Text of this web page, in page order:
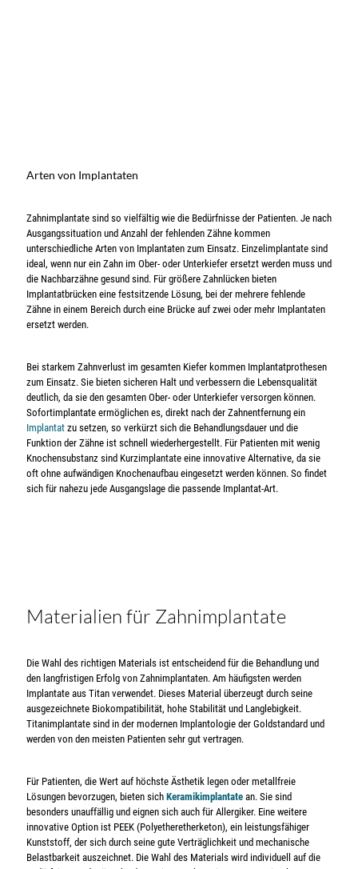
Arten von Implantaten
Zahnimplantate sind so vielfältig wie die Bedürfnisse der Patienten. Je nach
Ausgangssituation und Anzahl der fehlenden Zähne kommen
unterschiedliche Arten von Implantaten zum Einsatz. Einzelimplantate sind
ideal, wenn nur ein Zahn im Ober- oder Unterkiefer ersetzt werden muss und
die Nachbarzähne gesund sind. Für größere Zahnlücken bieten
Implantatbrücken eine festsitzende Lösung, bei der mehrere fehlende
Zähne in einem Bereich durch eine Brücke auf zwei oder mehr Implantaten
ersetzt werden.
Bei starkem Zahnverlust im gesamten Kiefer kommen Implantatprothesen
zum Einsatz. Sie bieten sicheren Halt und verbessern die Lebensqualität
deutlich, da sie den gesamten Ober- oder Unterkiefer versorgen können.
Sofortimplantate ermöglichen es, direkt nach der Zahnentfernung ein
Implantat zu setzen, so verkürzt sich die Behandlungsdauer und die
Funktion der Zähne ist schnell wiederhergestellt. Für Patienten mit wenig
Knochensubstanz sind Kurzimplantate eine innovative Alternative, da sie
oft ohne aufwändigen Knochenaufbau eingesetzt werden können. So findet
sich für nahezu jede Ausgangslage die passende Implantat-Art.
Materialien für Zahnimplantate
Die Wahl des richtigen Materials ist entscheidend für die Behandlung und
den langfristigen Erfolg von Zahnimplantaten. Am häufigsten werden
Implantate aus Titan verwendet. Dieses Material überzeugt durch seine
ausgezeichnete Biokompatibilität, hohe Stabilität und Langlebigkeit.
Titanimplantate sind in der modernen Implantologie der Goldstandard und
werden von den meisten Patienten sehr gut vertragen.
Für Patienten, die Wert auf höchste Ästhetik legen oder metallfreie
Lösungen bevorzugen, bieten sich Keramikimplantate an. Sie sind
besonders unauffällig und eignen sich auch für Allergiker. Eine weitere
innovative Option ist PEEK (Polyetheretherketon), ein leistungsfähiger
Kunststoff, der sich durch seine gute Verträglichkeit und mechanische
Belastbarkeit auszeichnet. Die Wahl des Materials wird individuell auf die